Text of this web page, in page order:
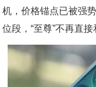
机，价格锚点已被强
位段，“至尊”不再直接